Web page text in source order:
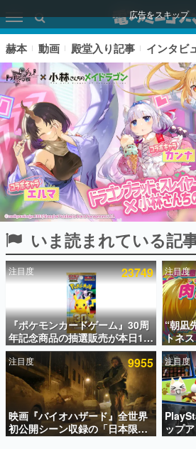
広告をスキップ
ピックアップ
電ファミのいま読まれている記事ランキ
アプリセール情報
インタビュー
連載・特集一覧
殿堂入り記事
SNS拡散数が数千以上！ ペー
ど。多くの人々に読まれた、
事をまとめました。
赫本 動画 殿堂入り記事 インタビ
いま読まれている記
注目度 23749
『ポケモンカードゲーム』30周
年記念商品の抽選販売が本日12
時より開始。拡張パック「30th
CELEBRATION」のボックス
に、「プレミアムデッキセット
エーフィ・ブラッキー」
「FUTURISTIC BOX」の計3商
品
注目度
“朝凪
トネ
れ！
ペー
CVは
注目度 9955
映画『バイオハザード』全世界
初公開シーン収録の「日本限
定」予告映像が解禁。バイオの
注目度
ップ
期間